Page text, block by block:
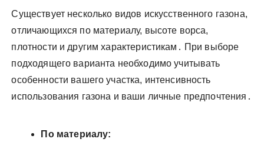
Существует несколько видов искусственного газона,
отличающихся по материалу, высоте ворса,
плотности и другим характеристикам․ При выборе
подходящего варианта необходимо учитывать
особенности вашего участка, интенсивность
использования газона и ваши личные предпочтения․
По материалу: